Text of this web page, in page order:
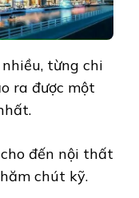
từng chi
ra được một
đến nội thất
chút kỹ.